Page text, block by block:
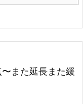
また延長また緩